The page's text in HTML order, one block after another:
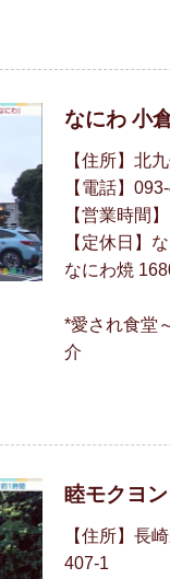
なにわ 小
【住所】北
【電話】
【営業時間
【定休日】
なにわ焼
*愛され食堂
介
睦モクヨ
【住所】長
407-1